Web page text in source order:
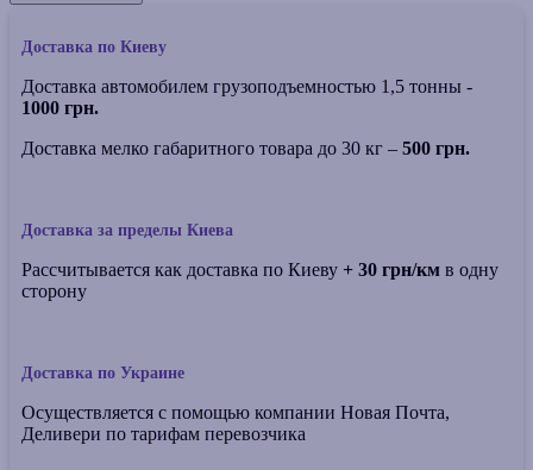
Доставка по Киеву
Доставка автомобилем грузоподъемностью 1,5 тонны -
1000 грн.
Доставка мелко габаритного товара до 30 кг – 500 грн.
Доставка за пределы Киева
Рассчитывается как доставка по Киеву + 30 грн/км в одну
сторону
Доставка по Украине
Осуществляется с помощью компании Новая Почта,
Деливери по тарифам перевозчика